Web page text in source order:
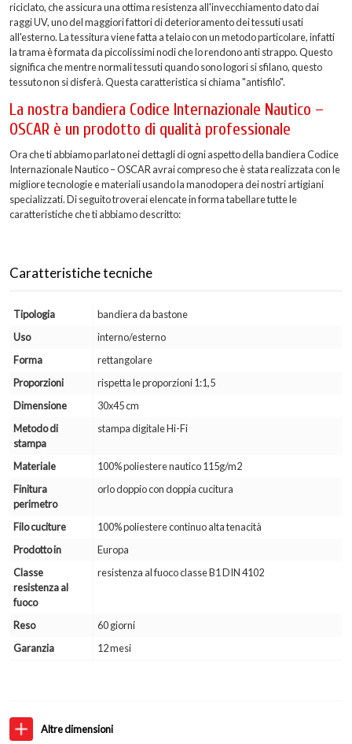
Altre dimensioni
riciclato, che assicura una ottima resistenza all'invecchiamento dato dai
raggi UV, uno del maggiori fattori di deterioramento dei tessuti usati
all'esterno. La tessitura viene fatta a telaio con un metodo particolare, infatti
la trama è formata da piccolissimi nodi che lo rendono anti strappo. Questo
significa che mentre normali tessuti quando sono logori si sfilano, questo
tessuto non si disferà. Questa caratteristica si chiama "antisfilo".
La nostra bandiera Codice Internazionale Nautico –
OSCAR è un prodotto di qualità professionale
Ora che ti abbiamo parlato nei dettagli di ogni aspetto della bandiera Codice
Internazionale Nautico – OSCAR avrai compreso che è stata realizzata con le
migliore tecnologie e materiali usando la manodopera dei nostri artigiani
specializzati. Di seguito troverai elencate in forma tabellare tutte le
caratteristiche che ti abbiamo descritto:
Caratteristiche tecniche
Tipologia
bandiera da bastone
Uso
interno/esterno
Forma
rettangolare
Proporzioni
rispetta le proporzioni 1:1,5
Dimensione
30x45 cm
Metodo di
stampa
stampa digitale Hi-Fi
Materiale
100% poliestere nautico 115g/m2
Finitura
perimetro
orlo doppio con doppia cucitura
Filo cuciture
100% poliestere continuo alta tenacità
Prodotto in
Europa
Classe
resistenza al
fuoco
resistenza al fuoco classe B1 DIN 4102
Reso
60 giorni
Garanzia
12 mesi